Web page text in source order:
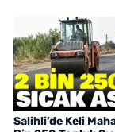
Salihli’de Keli